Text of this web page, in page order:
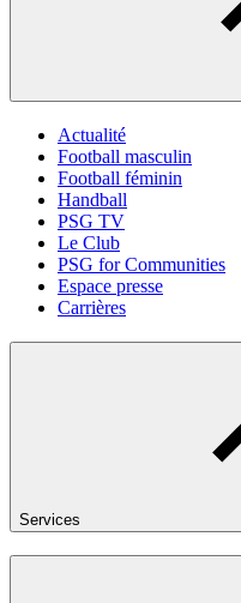
Actualité
Football masculin
Football féminin
Handball
PSG TV
Le Club
PSG for Communities
Espace presse
Carrières
Services